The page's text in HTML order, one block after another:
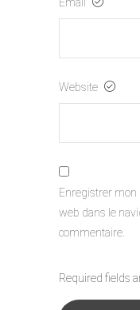
Website
Enregistrer
web dans le
commentaire.
Required fields